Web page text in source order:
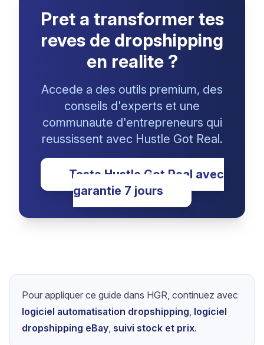
Pret a transformer tes
reves de dropshipping
en realite ?
Accede a des outils premium, des
Teste Hustle Got Real avec
garantie 7 jours